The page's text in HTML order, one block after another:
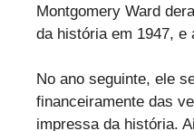
Montgomery Ward
da história em 1947, e
No ano seguinte, ele
financeiramente das
impressa da história.